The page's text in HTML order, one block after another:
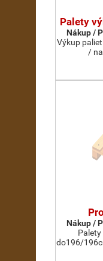
Palety
Nákup /
Výkup
/
Nákup /
do196/